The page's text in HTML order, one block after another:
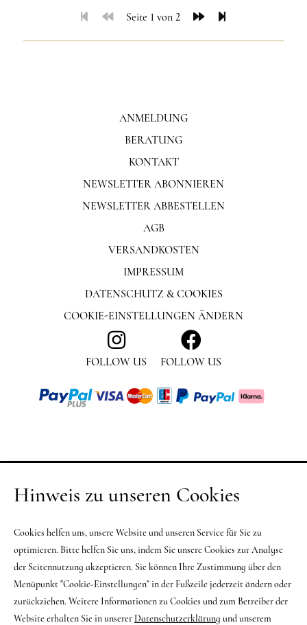
Seite 1 von 2
ANMELDUNG
BERATUNG
KONTAKT
NEWSLETTER ABONNIEREN
NEWSLETTER ABBESTELLEN
FOLLOW US FOLLOW US
AGB
VERSANDKOSTEN
IMPRESSUM
DATENSCHUTZ & COOKIES
COOKIE-EINSTELLUNGEN ÄNDERN
Hinweis zu unseren Cookies
Cookies helfen uns, unsere Website und unseren Service für Sie zu
optimieren. Bitte helfen Sie uns, indem Sie unsere Cookies zur Analyse
der Seitennutzung akzeptieren. Sie können Ihre Zustimmung über den
Menüpunkt "Cookie-Einstellungen" in der Fußzeile jederzeit ändern oder
zurückziehen. Weitere Informationen zu Cookies und zum Betreiber der
Website erhalten Sie in unsererDatenschutzerklärung und unserem